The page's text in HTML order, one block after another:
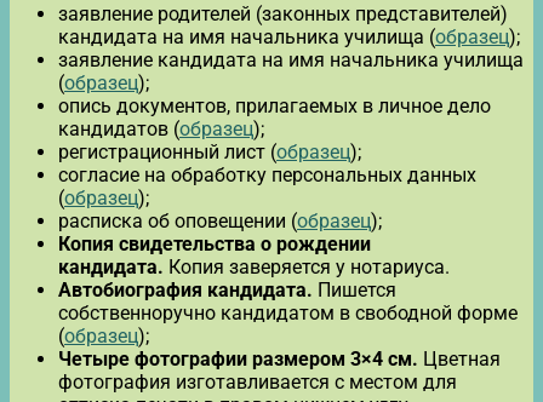
заявление родителей (законных представителей)
кандидата на имя начальника училища (образец);
заявление кандидата на имя начальника училища
(образец);
опись документов, прилагаемых в личное дело
кандидатов (образец);
регистрационный лист (образец);
согласие на обработку персональных данных
(образец);
расписка об оповещении (образец);
Копия свидетельства о рождении
кандидата. Копия заверяется у нотариуса.
Автобиография кандидата. Пишется
собственноручно кандидатом в свободной форме
(образец);
Четыре фотографии размером 3×4 см. Цветная
фотография изготавливается с местом для